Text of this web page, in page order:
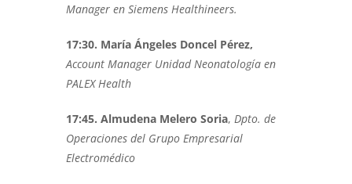
Manager en Siemens Healthineers.
17:30. María Ángeles Doncel Pérez,
Account Manager Unidad Neonatología en
PALEX Health
17:45. Almudena Melero Soria, Dpto. de
Operaciones del Grupo Empresarial
Electromédico